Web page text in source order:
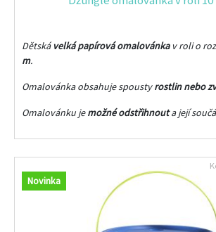
Dětskávelká papírová omalovánkav roli o
m.
Omalovánka obsahuje spoustyrostlin nebo
Omalovánku jemožné odstřihnouta její
Novinka